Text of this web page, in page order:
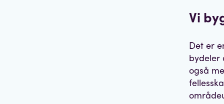
Vi
Det er
bydeler
også